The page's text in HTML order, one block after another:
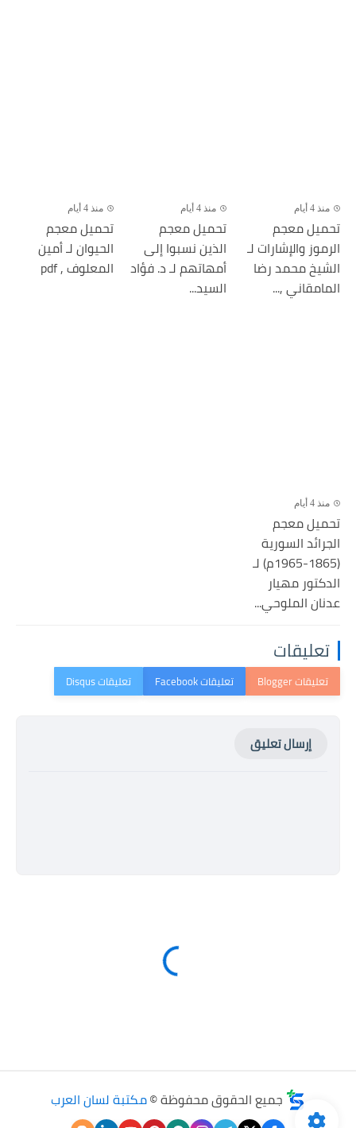
منذ 4 أيام
تحميل معجم
الرموز والإشارات لـ
الشيخ محمد رضا
المامقاني ,...
منذ 4 أيام
تحميل معجم
الذين نسبوا إلى
أمهاتهم لـ د. فؤاد
السيد...
منذ 4 أيام
تحميل معجم
الحيوان لـ أمين
المعلوف , pdf
منذ 4 أيام
تحميل معجم
الجرائد السورية
(1865-1965م) لـ
الدكتور مهيار
عدنان الملوحي...
تعليقات
إرسال تعليق
جميع الحقوق محفوظة ©مكتبة لسان العرب